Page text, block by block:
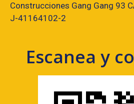
Construcciones Gang Gang 93
J-41164102-2
Escanea y